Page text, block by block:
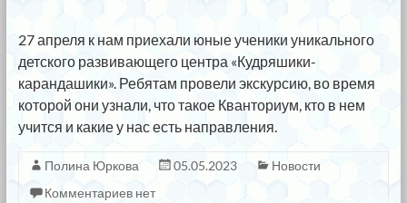
27 апреля к нам приехали юные ученики уникального
детского развивающего центра «Кудряшики-
карандашики». Ребятам провели экскурсию, во время
которой они узнали, что такое Кванториум, кто в нем
учится и какие у нас есть направления.
Полина Юркова 05.05.2023
Новости
Комментариев нет